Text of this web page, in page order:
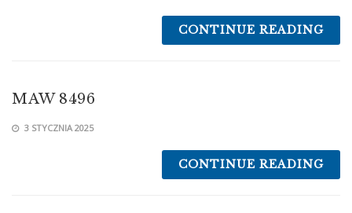
CONTINUE READING
MAW 8496
3 STYCZNIA 2025
CONTINUE READING